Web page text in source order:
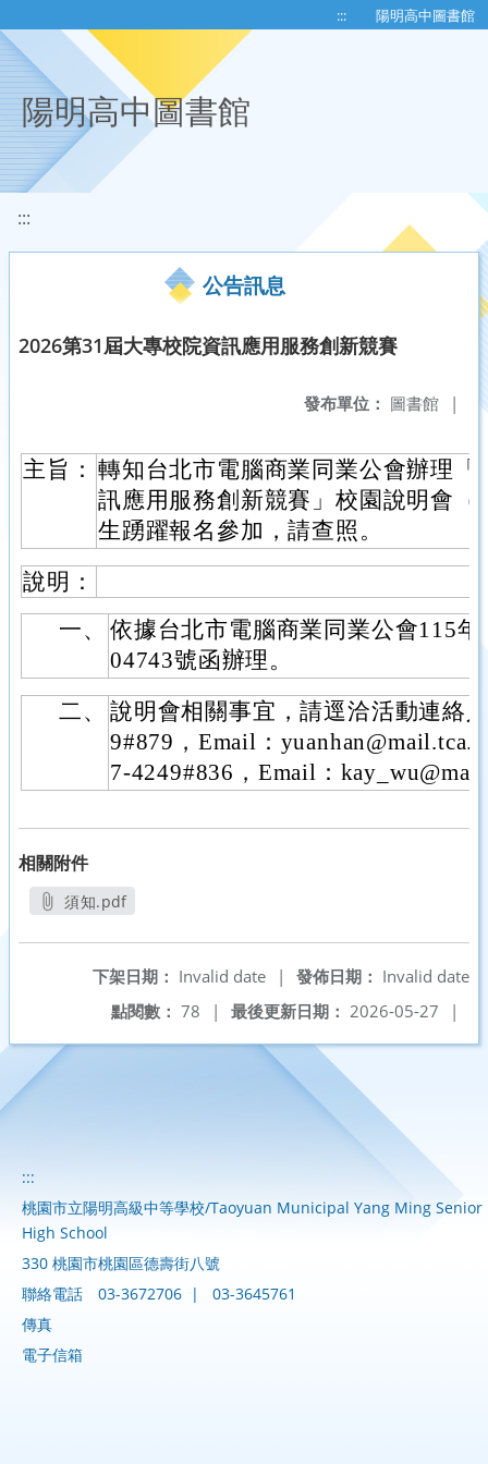
::: 陽明高中圖書館
陽明高中圖書館
:::
公告訊息
2026第31屆大專校院資訊應用服務創新競賽
發布單位： 圖書館 |
主旨： 轉知台北市電腦商業同業公會辦理「
訊應用服務創新競賽」校園說明會
生踴躍報名參加，請查照。
說明：
一、
依據台北市電腦商業同業公會115
04743號函辦理。
二、
說明會相關事宜，請逕洽活動連絡
9#879，Email：
7-4249#836，Email：
相關附件
須知.pdf
發佈日期： Invalid date
下架日期： Invalid date
|
最後更新日期： 2026-05-27 |
點閱數： 78 |
:::
桃園市立陽明高級中等學校/Taoyuan Municipal Yang Ming Senior
High School
330 桃園市桃園區德壽街八號
聯絡電話
03-3672706 |
03-3645761
傳真
電子信箱